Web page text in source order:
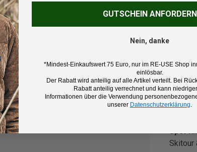
Farbe:
Orange
Skitour
GUTSCHEIN ANFORDERN
Nein, danke
*Mindest-Einkaufswert 75 Euro, nur im RE-USE Shop
einlösbar.
Der Rabatt wird anteilig auf alle Artikel verteilt. Bei
Rabatt anteilig verrechnet und kann
Informationen über die Verwendung
unserer Datenschutzerklärung